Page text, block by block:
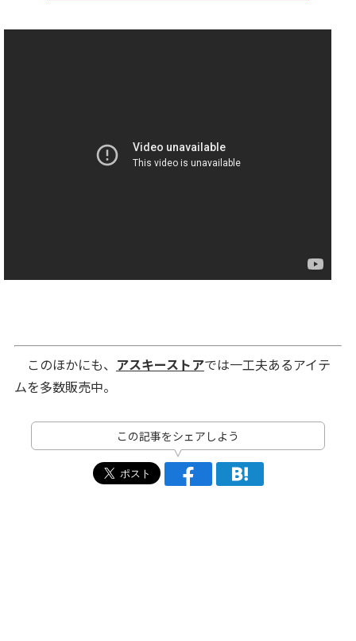
このほかにも、 アスキーストアでは一工夫あるアイテ
ムを多数販売中。
この記事をシェアしよう